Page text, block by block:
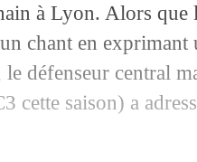
à Lyon. Alors que
chant en
défenseur central
cette saison) a
à Dijon
Rose pardonne les